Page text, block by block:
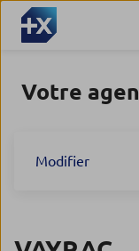
Votre
Modifier